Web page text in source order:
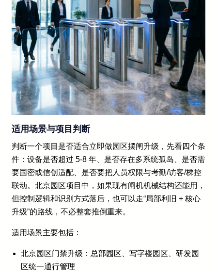
适用场景与项目判断
判断一个项目是否适合立即做园区摆闸升级，先看四个条
件：设备是否超过 5-8 年、是否存在多系统孤岛、是否需
要国密或信创适配、是否要把人员权限与考勤/访客/梯控
联动。北京园区项目中，如果现有闸机机械结构还能用，
但控制逻辑和识别方式落后，也可以走“局部利旧 + 核心
升级”的路线，不必整套推倒重来。
适用场景主要包括：
北京园区门禁升级：总部园区、写字楼园区、研发园
区统一通行管理